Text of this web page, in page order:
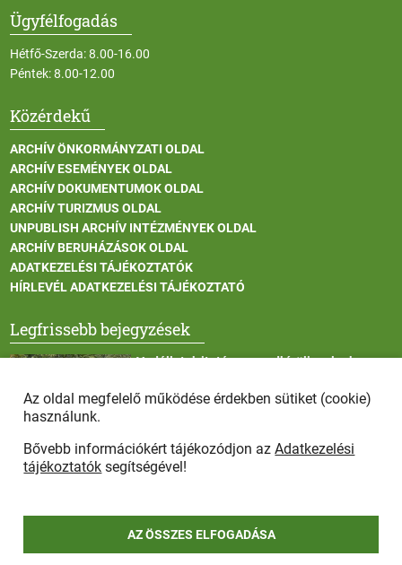
Ügyfélfogadás
Hétfő-Szerda: 8.00-16.00
Péntek: 8.00-12.00
Közérdekű
ARCHÍV ÖNKORMÁNYZATI OLDAL
ARCHÍV ESEMÉNYEK OLDAL
ARCHÍV DOKUMENTUMOK OLDAL
ARCHÍV TURIZMUS OLDAL
UNPUBLISH ARCHÍV INTÉZMÉNYEK OLDAL
ARCHÍV BERUHÁZÁSOK OLDAL
ADATKEZELÉSI TÁJÉKOZTATÓK
HÍRLEVÉL ADATKEZELÉSI TÁJÉKOZTATÓ
Legfrissebb bejegyzések
Vadállatok itatása a rendkívüli melegben
Afrikai sertéspestis - kérések a lakosság felé
Az oldal megfelelő működése érdekben sütiket (cookie)
használunk.
Bővebb információkért tájékozódjon azAdatkezelési
tájékoztatók segítségével!
AZ ÖSSZES ELFOGADÁSA